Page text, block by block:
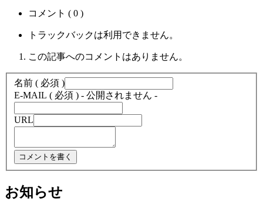
コメント ( 0 )
トラックバックは利用できません。
この記事へのコメントはありません。
名前 ( 必須 )
E-MAIL ( 必須 ) - 公開されません -
URL
お知らせ